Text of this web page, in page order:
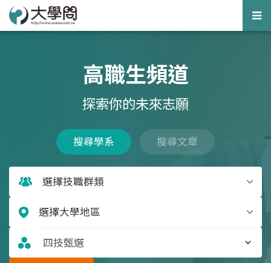
高職生頻道
探索你的未來志願
搜尋學系 搜尋文章
選擇技職群類
選擇大學地區